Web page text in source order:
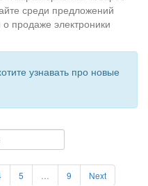
среди предложений
продаже электроники
узнавать про новые
5 9 Next